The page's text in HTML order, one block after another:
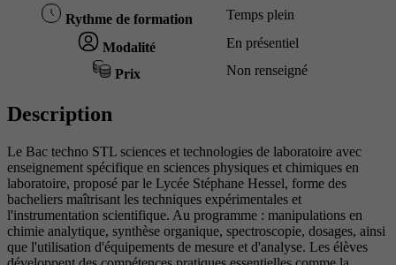
Rythme de formation Temps plein
Modalité En présentiel
Prix Non renseigné
Description
Le Bac techno STL sciences et technologies de laboratoire avec
enseignement spécifique en sciences physiques et chimiques en
laboratoire, proposé par le Lycée Stéphane Hessel, forme des
bacheliers maîtrisant les techniques expérimentales et
l'instrumentation scientifique. Au programme : manipulations en
chimie analytique, synthèse organique, spectroscopie, dosages, ainsi
que l'utilisation d'équipements de mesure et d'analyse. Les élèves